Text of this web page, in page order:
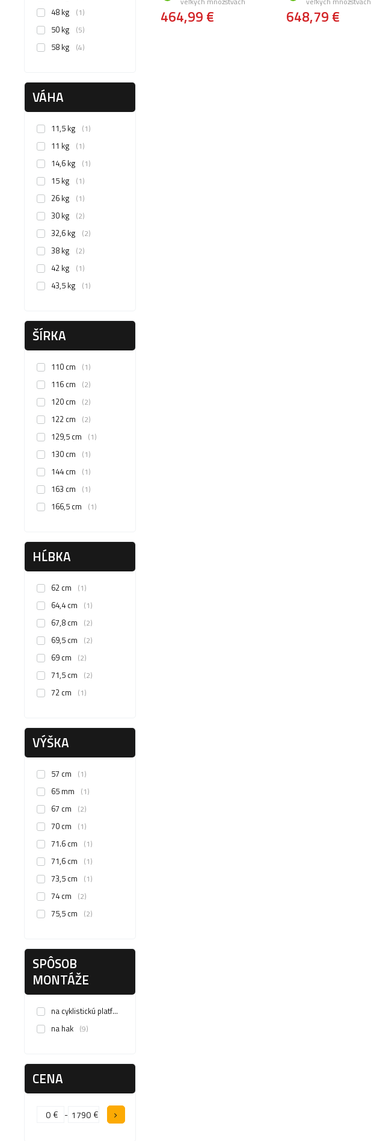
48 kg 1
50 kg 5
58 kg 4
VÁHA
11,5 kg 1
11 kg 1
14,6 kg 1
15 kg 1
26 kg 1
30 kg 2
32,6 kg 2
38 kg 2
42 kg 1
43,5 kg 1
ŠÍRKA
110 cm 1
116 cm 2
120 cm 2
122 cm 2
129,5 cm 1
130 cm 1
144 cm 1
163 cm 1
166,5 cm 1
HĹBKA
62 cm 1
64,4 cm 1
67,8 cm 2
69,5 cm 2
69 cm 2
71,5 cm 2
72 cm 1
VÝŠKA
57 cm 1
65 mm 1
67 cm 2
70 cm 1
71.6 cm 1
71,6 cm 1
73,5 cm 1
74 cm 2
75,5 cm 2
SPÔSOB
MONTÁŽE
na cyklistickú platformu
na hak 9
CENA
€ - €
464,99 € 648,79 €